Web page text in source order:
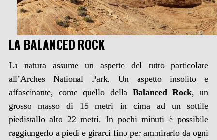
LA BALANCED ROCK
La natura assume un aspetto del tutto particolare
all’Arches National Park. Un aspetto insolito e
affascinante, come quello della Balanced Rock, un
grosso masso di 15 metri in cima ad un sottile
piedistallo alto 22 metri. In pochi minuti è possibile
raggiungerlo a piedi e girarci fino per ammirarlo da ogni